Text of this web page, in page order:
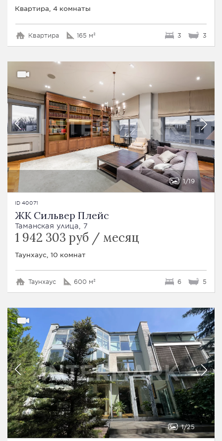
Квартира, 4 комнаты
Квартира 165 м² 3 3
1 19
ID 40071
ЖК Сильвер Плейс
Таманская улица, 7
1 942 303 руб / месяц
Таунхаус, 10 комнат
Таунхаус 600 м² 6 5
1 25